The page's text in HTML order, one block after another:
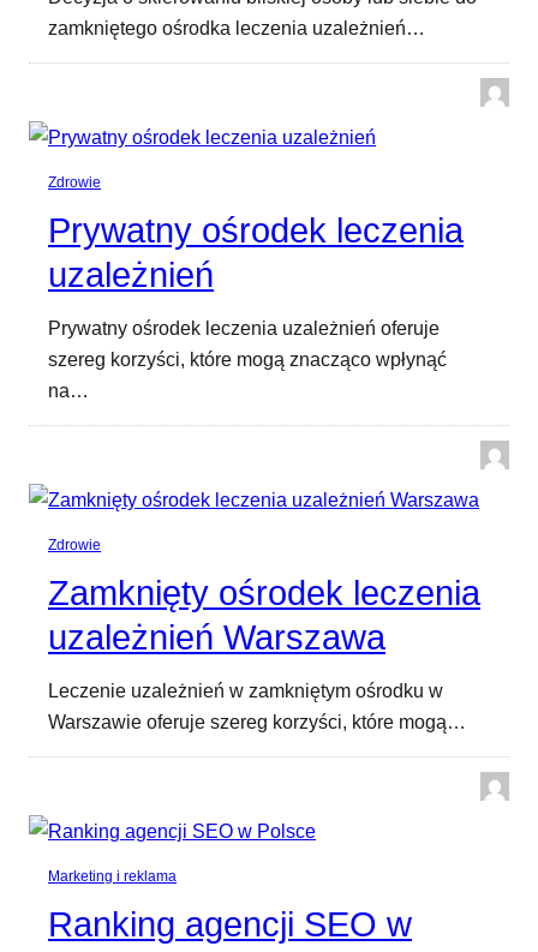
zamkniętego ośrodka leczenia uzależnień…
Zdrowie
Prywatny ośrodek leczenia
uzależnień
Prywatny ośrodek leczenia uzależnień oferuje
szereg korzyści, które mogą znacząco wpłynąć
na…
Zdrowie
Zamknięty ośrodek leczenia
uzależnień Warszawa
Leczenie uzależnień w zamkniętym ośrodku w
Warszawie oferuje szereg korzyści, które mogą…
Marketing i reklama
Ranking agencji SEO w